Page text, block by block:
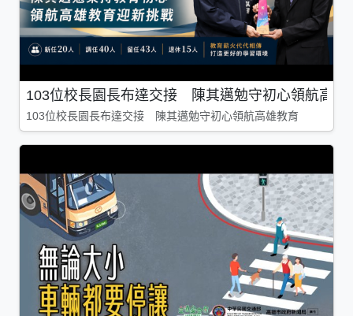
103位校長園長布達交接 陳其邁勉守初心領航高雄
103位校長園長布達交接 陳其邁勉守初心領航高雄教育